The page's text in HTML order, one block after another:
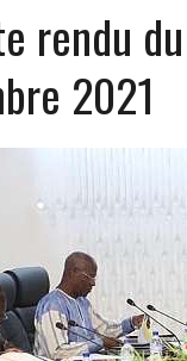
GOULMOU : LA BVDP
COOPÉRATION SÉCURITAIRE
rendu
2021